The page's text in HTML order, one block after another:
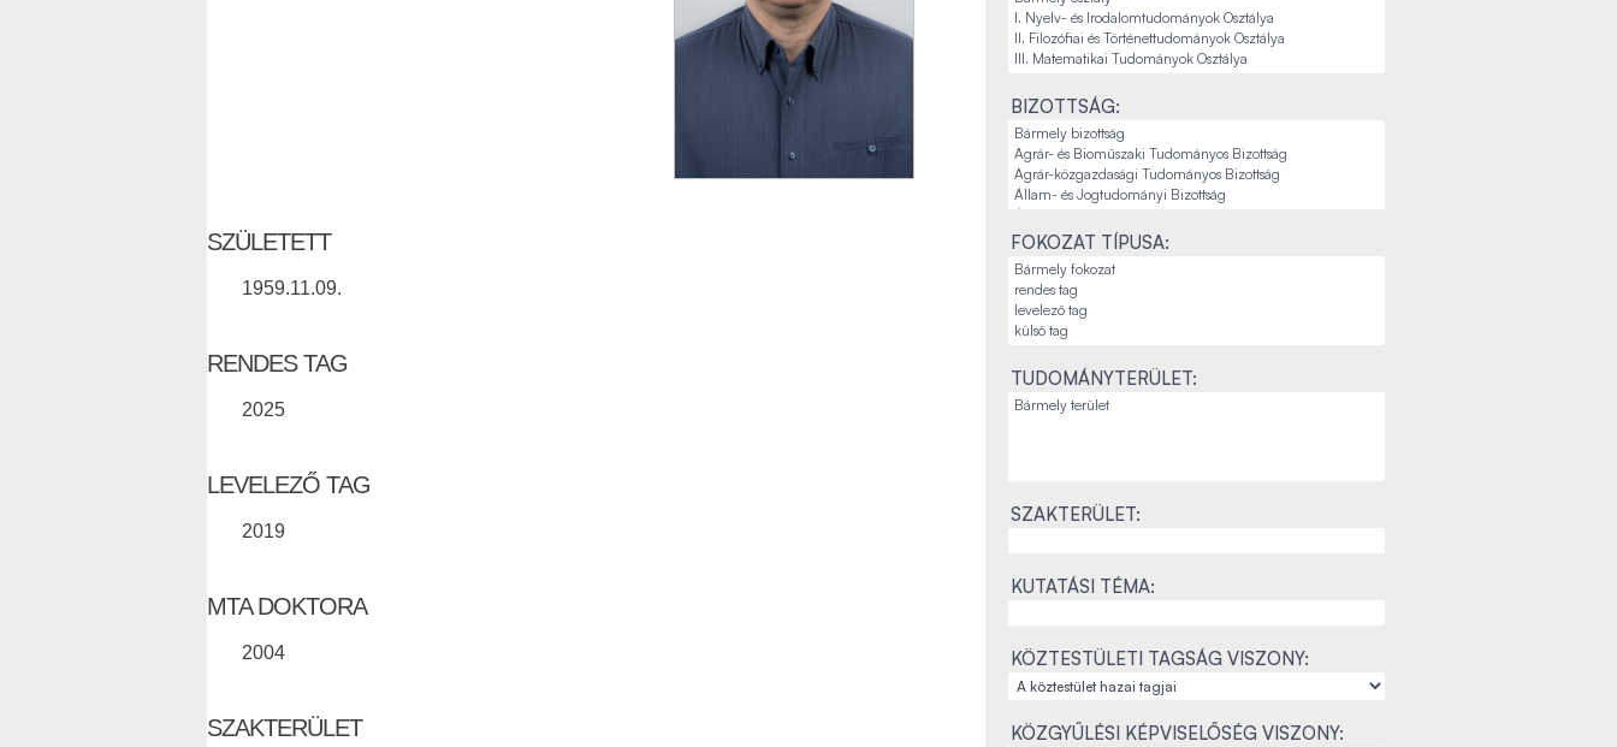
SZÜLETETT
1959.11.09.
RENDES TAG
2025
LEVELEZŐ TAG
2019
MTA DOKTORA
2004
SZAKTERÜLET
BIZOTTSÁG:
FOKOZAT TÍPUSA:
TUDOMÁNYTERÜLET:
SZAKTERÜLET:
KUTATÁSI TÉMA:
KÖZTESTÜLETI TAGSÁG VISZONY:
KÖZGYŰLÉSI KÉPVISELŐSÉG VISZONY: